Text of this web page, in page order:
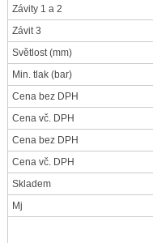
Závity 1 a 2
Závit 3
Světlost(mm)
Min. tlak (bar)
Cena bez DPH
Cena vč. DPH
Cena bez DPH
Cena vč. DPH
Skladem
Mj